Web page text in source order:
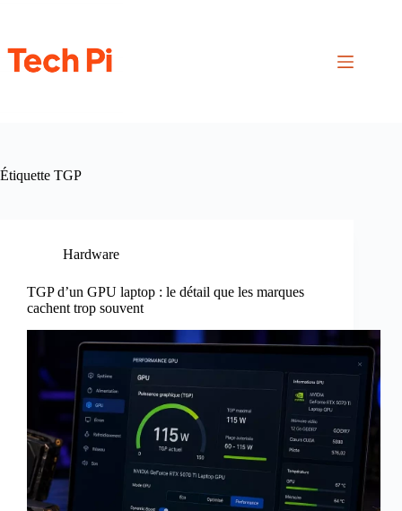
Étiquette TGP
Hardware
TGP d’un GPU laptop : le détail que les marques
cachent trop souvent